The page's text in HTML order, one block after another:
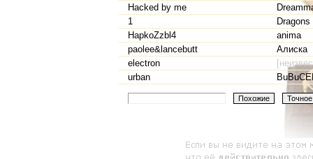
Hacked by me
1
Dragons
HapkoZzbl4
anima
paolee&lancebutt
Алиска
electron
urban